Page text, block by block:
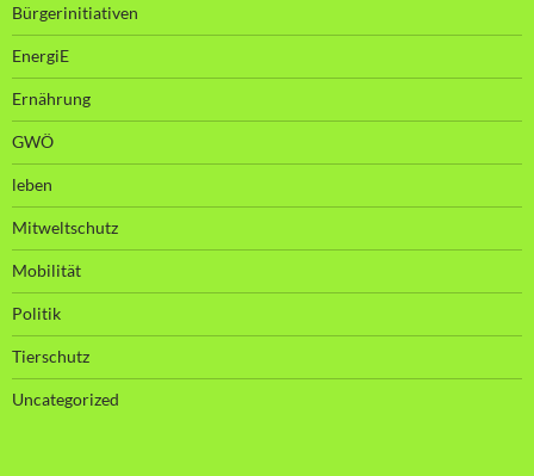
Bürgerinitiativen
EnergiE
Ernährung
GWÖ
leben
Mitweltschutz
Mobilität
Politik
Tierschutz
Uncategorized